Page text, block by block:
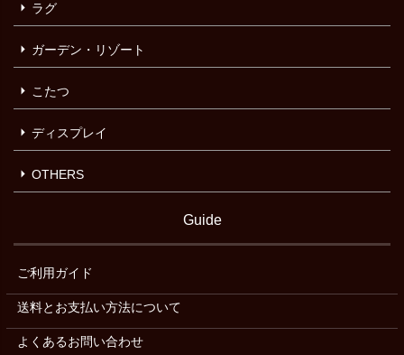
ラグ
ガーデン・リゾート
こたつ
ディスプレイ
OTHERS
Guide
ご利用ガイド
送料とお支払い方法について
よくあるお問い合わせ